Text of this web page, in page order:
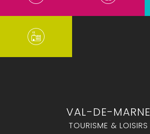
VAL-DE-MARNE
TOURISME & LOISIRS